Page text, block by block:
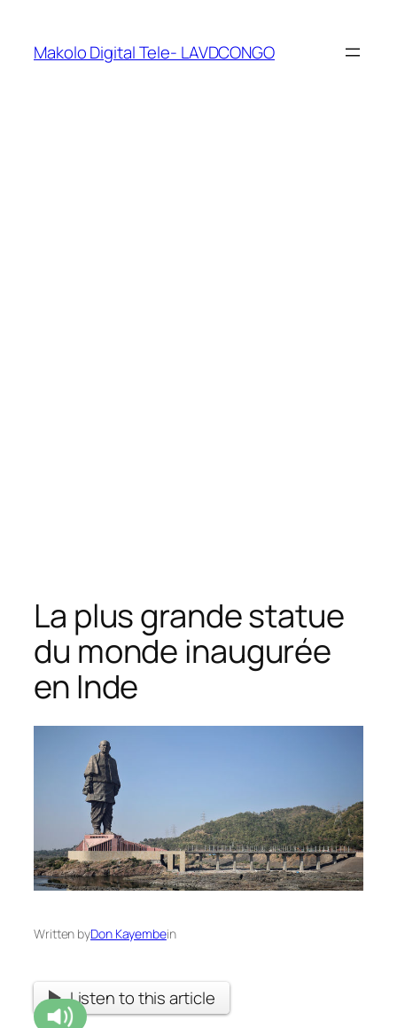
Makolo Digital Tele- LAVDCONGO
La plus grande statue
du monde inaugurée
en Inde
Written byDon Kayembein
Listen to this article